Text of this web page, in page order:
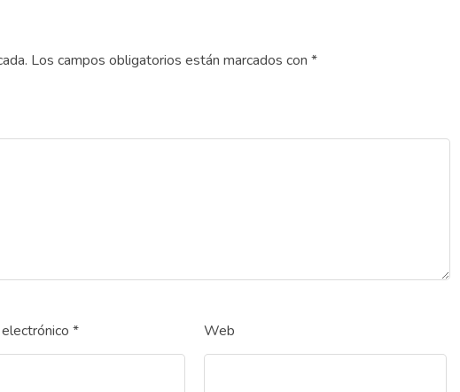
Los campos obligatorios están marcados con *
* Web